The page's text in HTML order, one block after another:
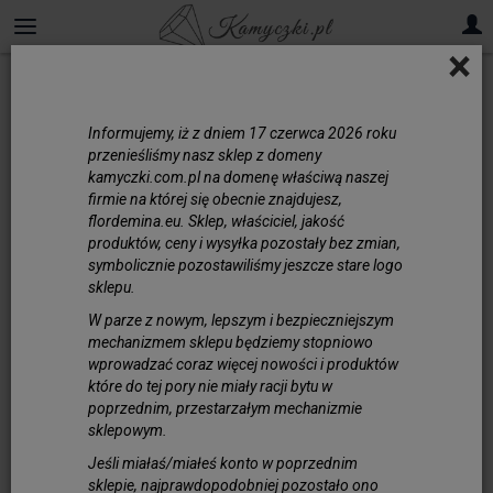
×
Informujemy, iż z dniem 17 czerwca 2026 roku
przenieśliśmy nasz sklep z domeny
kamyczki.com.pl na domenę właściwą naszej
firmie na której się obecnie znajdujesz,
flordemina.eu. Sklep, właściciel, jakość
produktów, ceny i wysyłka pozostały bez zmian,
symbolicznie pozostawiliśmy jeszcze stare logo
sklepu.
W parze z nowym, lepszym i bezpieczniejszym
mechanizmem sklepu będziemy stopniowo
wprowadzać coraz więcej nowości i produktów
które do tej pory nie miały racji bytu w
poprzednim, przestarzałym mechanizmie
sklepowym.
Jeśli miałaś/miałeś konto w poprzednim
sklepie, najprawdopodobniej pozostało ono